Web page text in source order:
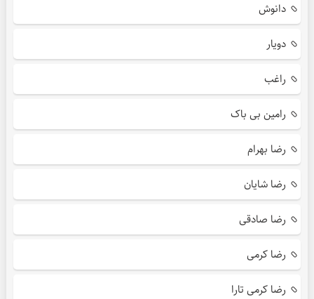
دانوش
دویار
راغب
رامین بی باک
رضا بهرام
رضا شایان
رضا صادقی
رضا کرمی
رضا کرمی تارا